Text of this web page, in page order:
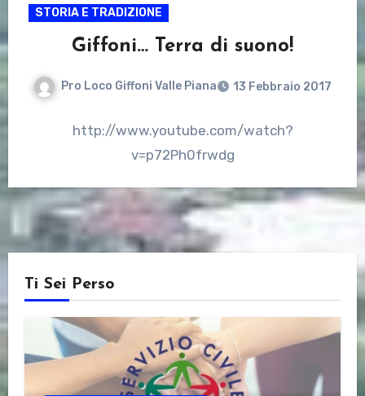
STORIA E TRADIZIONE
Giffoni… Terra di suono!
Pro Loco Giffoni Valle Piana 13 Febbraio 2017
http://www.youtube.com/watch?
v=p72Ph0frwdg
Ti Sei Perso